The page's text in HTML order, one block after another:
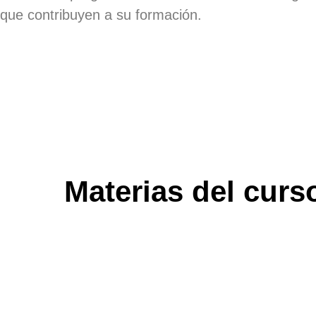
que contribuyen a su formación.
Materias del